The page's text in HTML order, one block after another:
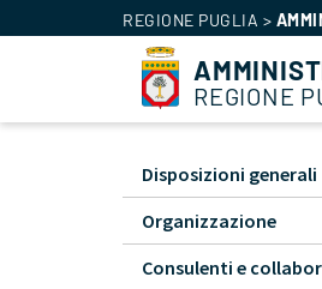
REGIONE PUGLIA >
REGIONE
Trasparente
L1
Disposizioni generali
Organizzazione
Consulenti e